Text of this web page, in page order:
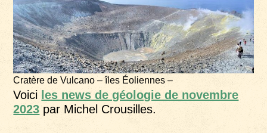
Cratère de Vulcano – îles Éoliennes –
Voici les news de géologie de novembre
2023 par Michel Crousilles.